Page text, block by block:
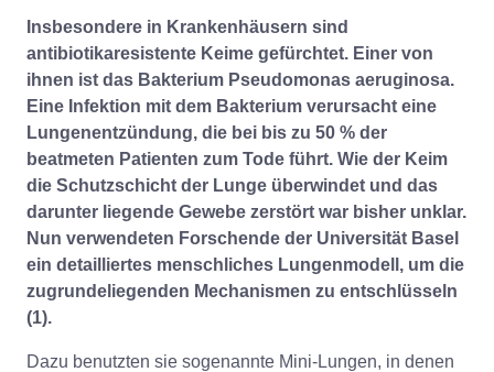
Insbesondere in Krankenhäusern sind
antibiotikaresistente Keime gefürchtet. Einer von
ihnen ist das Bakterium Pseudomonas aeruginosa.
Eine Infektion mit dem Bakterium verursacht eine
Lungenentzündung, die bei bis zu 50 % der
beatmeten Patienten zum Tode führt. Wie der Keim
die Schutzschicht der Lunge überwindet und das
darunter liegende Gewebe zerstört war bisher unklar.
Nun verwendeten Forschende der Universität Basel
ein detailliertes menschliches Lungenmodell, um die
zugrundeliegenden Mechanismen zu entschlüsseln
(1).
Dazu benutzten sie sogenannte Mini-Lungen, in denen